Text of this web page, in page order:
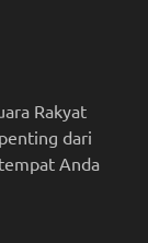
Rakyat
dari
Anda